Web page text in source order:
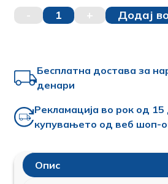
- 1 + Додај
Бесплатна достава за
денари
Рекламација во рок од
купувањето од веб шоп-
Опис